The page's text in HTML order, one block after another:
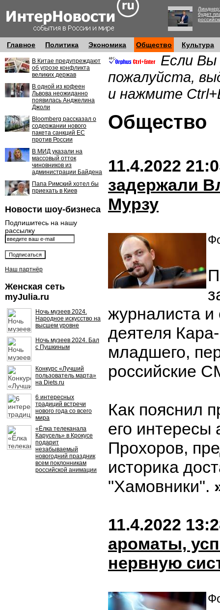
будет
Главное Политика Экономика Общество Культура
В Китае предупреждают
об угрозе конфликта
великих держав
В одной из кофеен
Львова неожиданно
появилась Анджелина
Джоли
Bloomberg рассказал о
содержании нового
пакета санкций ЕС
против России
В МИД указали на
массовый отток
чиновников из
администрации Байдена
Папа Римский хотел бы
приехать в Киев
Новости шоу-бизнеса
Подпишитесь на нашу
рассылку
Наш партнёр
Женская сеть
myJulia.ru
Ночь музеев 2024.
Народное искусство на
высшем уровне
Ночь музеев 2024. Бал
с Пушкиным
Конкурс «Лучший
пользователь марта»
на Diets.ru
6 интересных
традиций встречи
нового года со всего
мира
«Ёлка телеканала
Карусель» в Крокусе
подарит
незабываемый
новогодний праздник
всем поклонникам
российской анимации
Если Вы
пожалуйста,
и нажмите
11.4.2022
задержали
Мурзу
журналиста и
деятеля
младшего,
российские
Как пояснил
его интересы
Прохоров,
историка
"Хамовники".
11.4.2022
ароматы,
нервную